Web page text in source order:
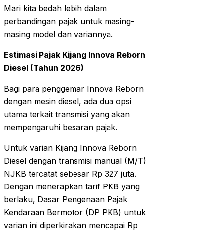
Mari kita bedah lebih dalam
perbandingan pajak untuk masing-
masing model dan variannya.
Estimasi Pajak Kijang Innova Reborn
Diesel (Tahun 2026)
Bagi para penggemar Innova Reborn
dengan mesin diesel, ada dua opsi
utama terkait transmisi yang akan
mempengaruhi besaran pajak.
Untuk varian Kijang Innova Reborn
Diesel dengan transmisi manual (M/T),
NJKB tercatat sebesar Rp 327 juta.
Dengan menerapkan tarif PKB yang
berlaku, Dasar Pengenaan Pajak
Kendaraan Bermotor (DP PKB) untuk
varian ini diperkirakan mencapai Rp